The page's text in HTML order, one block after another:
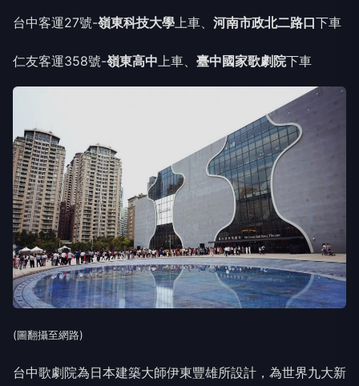
台中客運27號-嶺東科技大學上車、 河南市政北二路口下車
仁友客運358號-嶺東高中上車、 臺中國家歌劇院下車
(圖翻攝至網路)
台中歌劇院為日本建築大師伊東豐雄所設計，為世界九大新